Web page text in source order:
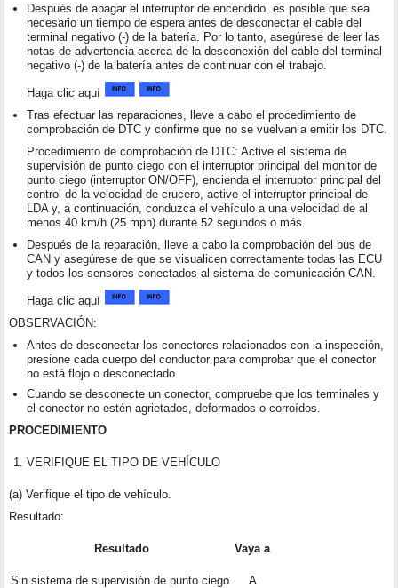
Después de apagar el interruptor de encendido, es posible que sea
necesario un tiempo de espera antes de desconectar el cable del
terminal negativo (-) de la batería. Por lo tanto, asegúrese de leer las
notas de advertencia acerca de la desconexión del cable del terminal
negativo (-) de la batería antes de continuar con el trabajo.
Haga clic aquí
Tras efectuar las reparaciones, lleve a cabo el procedimiento de
comprobación de DTC y confirme que no se vuelvan a emitir los DTC.
Procedimiento de comprobación de DTC: Active el sistema de
supervisión de punto ciego con el interruptor principal del monitor de
punto ciego (interruptor ON/OFF), encienda el interruptor principal del
control de la velocidad de crucero, active el interruptor principal de
LDA y, a continuación, conduzca el vehículo a una velocidad de al
menos 40 km/h (25 mph) durante 52 segundos o más.
Después de la reparación, lleve a cabo la comprobación del bus de
CAN y asegúrese de que se visualicen correctamente todas las ECU
y todos los sensores conectados al sistema de comunicación CAN.
Haga clic aquí
OBSERVACIÓN:
Antes de desconectar los conectores relacionados con la inspección,
presione cada cuerpo del conductor para comprobar que el conector
no está flojo o desconectado.
Cuando se desconecte un conector, compruebe que los terminales y
el conector no estén agrietados, deformados o corroídos.
PROCEDIMIENTO
1. VERIFIQUE EL TIPO DE VEHÍCULO
(a) Verifique el tipo de vehículo.
Resultado:
Resultado Vaya a
Sin sistema de supervisión de punto ciego A